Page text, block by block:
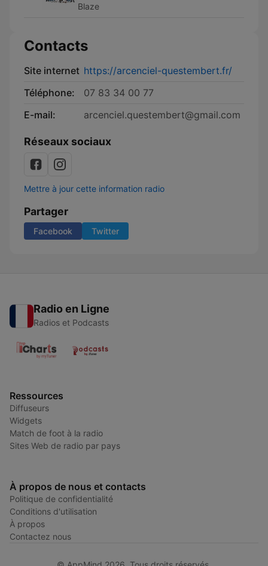
Blaze
Contacts
Site internet https://arcenciel-questembert.fr/
Téléphone:
07 83 34 00 77
E-mail:
arcenciel.questembert@gmail.com
Réseaux sociaux
Mettre à jour cette information radio
Partager
Facebook Twitter
Radio en Ligne
Radios et Podcasts
Ressources
Diffuseurs
Widgets
Match de foot à la radio
Sites Web de radio par pays
À propos de nous et contacts
Politique de confidentialité
Conditions d'utilisation
À propos
Contactez nous